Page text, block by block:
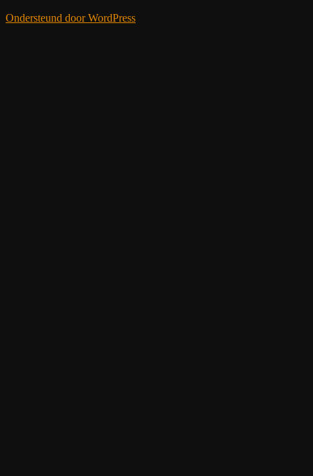
Ondersteund door WordPress